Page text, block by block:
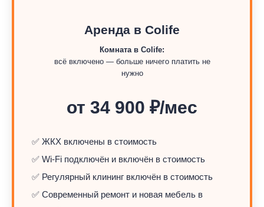
Аренда в Colife
Комната в Colife:
всё включено — больше ничего платить не
нужно
от 34 900 ₽/мес
✅ ЖКХ включены в стоимость
✅ Wi-Fi подключён и включён в стоимость
✅ Регулярный клининг включён в стоимость
✅ Современный ремонт и новая мебель в